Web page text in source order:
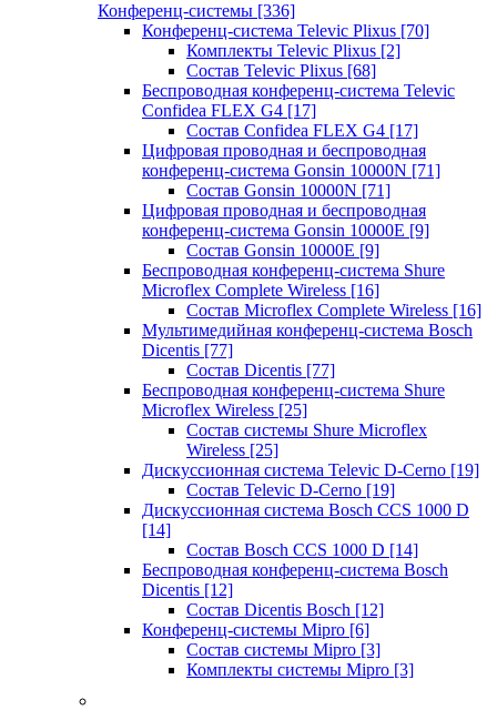
Конференц-системы [336]
Конференц-система Televic Plixus [70]
Комплекты Televic Plixus [2]
Состав Televic Plixus [68]
Беспроводная конференц-система Televic
Confidea FLEX G4 [17]
Состав Confidea FLEX G4 [17]
Цифровая проводная и беспроводная
конференц-система Gonsin 10000N [71]
Состав Gonsin 10000N [71]
Цифровая проводная и беспроводная
конференц-система Gonsin 10000E [9]
Состав Gonsin 10000E [9]
Беспроводная конференц-система Shure
Microflex Complete Wireless [16]
Состав Microflex Complete Wireless [16]
Мультимедийная конференц-система Bosch
Dicentis [77]
Состав Dicentis [77]
Беспроводная конференц-система Shure
Microflex Wireless [25]
Состав системы Shure Microflex
Wireless [25]
Дискуссионная система Televic D-Cerno [19]
Состав Televic D-Cerno [19]
Дискуссионная система Bosch CCS 1000 D
[14]
Состав Bosch CCS 1000 D [14]
Беспроводная конференц-система Bosch
Dicentis [12]
Состав Dicentis Bosch [12]
Конференц-системы Mipro [6]
Состав системы Mipro [3]
Комплекты системы Mipro [3]